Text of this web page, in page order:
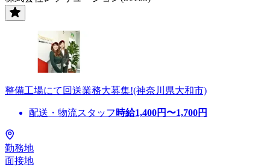
整備工場にて回送業務大募集!(神奈川県大和市)
配送・物流スタッフ 時給1,400円〜1,700円
勤務地
面接地